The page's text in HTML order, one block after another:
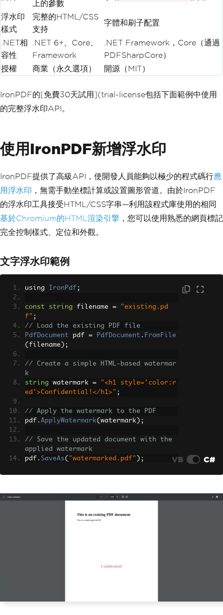
上的參數
浮水印
樣式
完整的HTML/CSS
支持
字體和刷子配置
.NET相
容性
.NET 6+、Core、
Framework
.NET Framework，Core（通過
PDFSharpCore）
授權
商業（永久選項） 開源（MIT）
IronPDF的[免費30天試用](trial-license包括下面範例中使用
的完整浮水印API。
使用IronPDF新增浮水印
IronPDF提供了高級API，使開發人員能夠以極少的程式碼行應
用浮水印 ，無需手動坐標計算或設置圖形管道。由於IronPDF
的浮水印工具接受HTML/CSS字串—利用該程式庫使用的相同
基於Chromium的HTML渲染引擎 ，您可以使用熟悉的網頁標記
完全控制樣式、定位和外觀。
文字浮水印範例
using IronPdf ;
const string filename =
"existing.pd
f" ;
// Load the existing PDF file
PdfDocument pdf = PdfDocument . FromFile
( filename );
// Create a simple HTML-based watermar
k
string watermark =
"<h1 style='color:r
ed'>Confidential!</h1>" ;
// Apply the watermark to the PDF
pdf . ApplyWatermark( watermark );
// Save the updated document with the
applied watermark
pdf . SaveAs( "watermarked.pdf" ); VB C#